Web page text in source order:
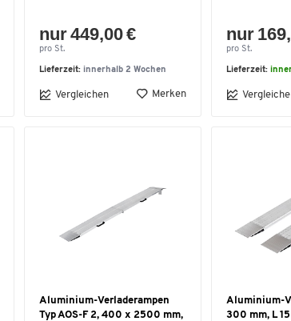
nur 449,00 €
pro St.
Lieferzeit: innerhalb 2 Wochen
Vergleichen Merken
nur
pro St.
Lieferzeit:
Aluminium-Verladerampen
Typ AOS-F 2, 400 x 2500 mm,
Aluminium-
300 mm, L